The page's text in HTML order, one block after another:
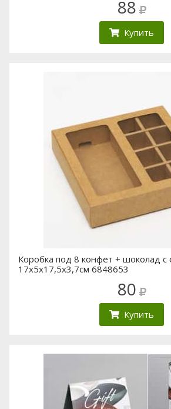
88
Купить
Коробка под 8 конфет + шоколад с
17х5х17,5х3,7см 6848653
80
Купить